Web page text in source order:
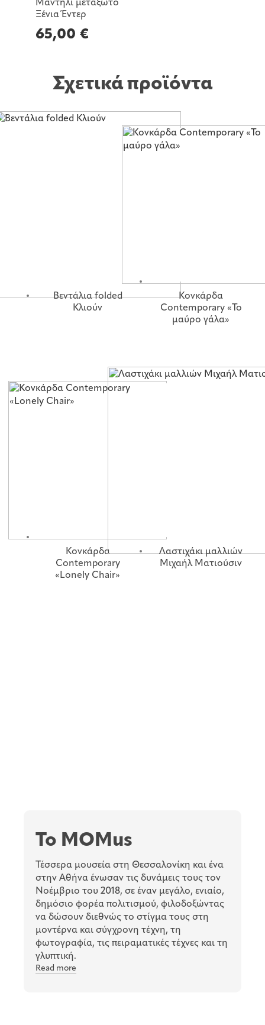
Μαντήλι μεταξωτό
Ξένια Έντερ
65,00 €
Σχετικά προϊόντα
Βεντάλια folded
Κλιούν
Κονκάρδα
Contemporary «Το
μαύρο γάλα»
Κονκάρδα
Contemporary
«Lonely Chair»
Λαστιχάκι μαλλιών
Μιχαήλ Ματιούσιν
To MOMus
Τέσσερα μουσεία στη Θεσσαλονίκη και ένα
στην Αθήνα ένωσαν τις δυνάμεις τους τον
Νοέμβριο του 2018, σε έναν μεγάλο, ενιαίο,
δημόσιο φορέα πολιτισμού, φιλοδοξώντας
να δώσουν διεθνώς το στίγμα τους στη
μοντέρνα και σύγχρονη τέχνη, τη
φωτογραφία, τις πειραματικές τέχνες και τη
γλυπτική.
Read more